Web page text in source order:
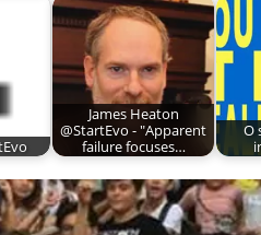
James Heaton
@StartEvo - "Apparent
failure focuses…
O